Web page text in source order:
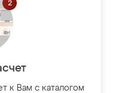
к Вам с каталогом